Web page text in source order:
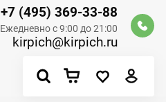
+7 (495) 369-33-88
Ежедневно с 9:00 до 21:00
kirpich@kirpich.ru